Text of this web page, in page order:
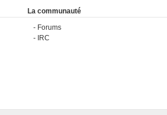
La communauté
Forums
IRC